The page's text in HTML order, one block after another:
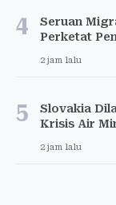
4
Seruan
Perketat
2 jam lalu
5
Slovakia
Krisis Air
2 jam lalu